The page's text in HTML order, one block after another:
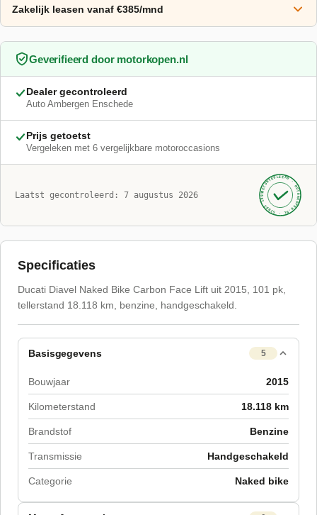
Zakelijk leasen vanaf €385/mnd
Geverifieerd door motorkopen.nl
Dealer gecontroleerd
Auto Ambergen Enschede
Prijs getoetst
Vergeleken met 6 vergelijkbare motoroccasions
Laatst gecontroleerd: 7 augustus 2026 GECONTROLEERD ·
MOTORKOPEN.NL
· SINDS 1999 ·
Specificaties
Ducati Diavel Naked Bike Carbon Face Lift uit 2015, 101 pk,
tellerstand 18.118 km, benzine, handgeschakeld.
Basisgegevens 5
Bouwjaar 2015
Kilometerstand 18.118 km
Brandstof Benzine
Transmissie Handgeschakeld
Categorie Naked bike